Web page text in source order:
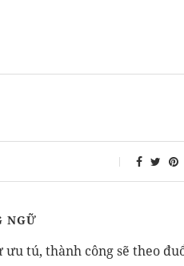
NGỮ
ưu tú, thành công sẽ theo